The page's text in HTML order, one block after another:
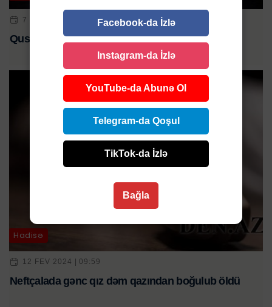
7 MAY 2024 | 09:37
Qusarda 32 yaşlı qadın faciəvi şəkildə öldü
Hadisə
12 FEV 2024 | 09:59
Neftçalada gənc qız dəm qazından boğulub öldü
Facebook-da İzlə
Instagram-da İzlə
YouTube-da Abunə Ol
Telegram-da Qoşul
TikTok-da İzlə
Bağla